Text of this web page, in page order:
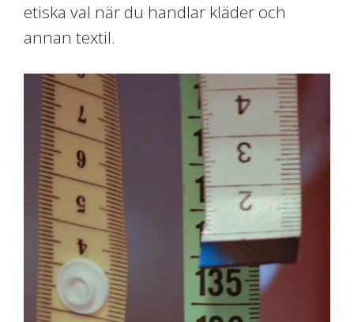
etiska val när du handlar kläder och
annan textil.